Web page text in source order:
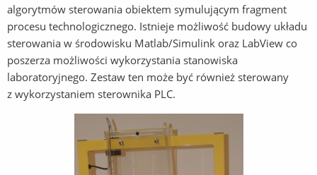
algorytmów sterowania obiektem symulującym fragment
procesu technologicznego. Istnieje możliwość budowy układu
sterowania w środowisku Matlab/Simulink oraz LabView co
poszerza możliwości wykorzystania stanowiska
laboratoryjnego. Zestaw ten może być również sterowany
z wykorzystaniem sterownika PLC.